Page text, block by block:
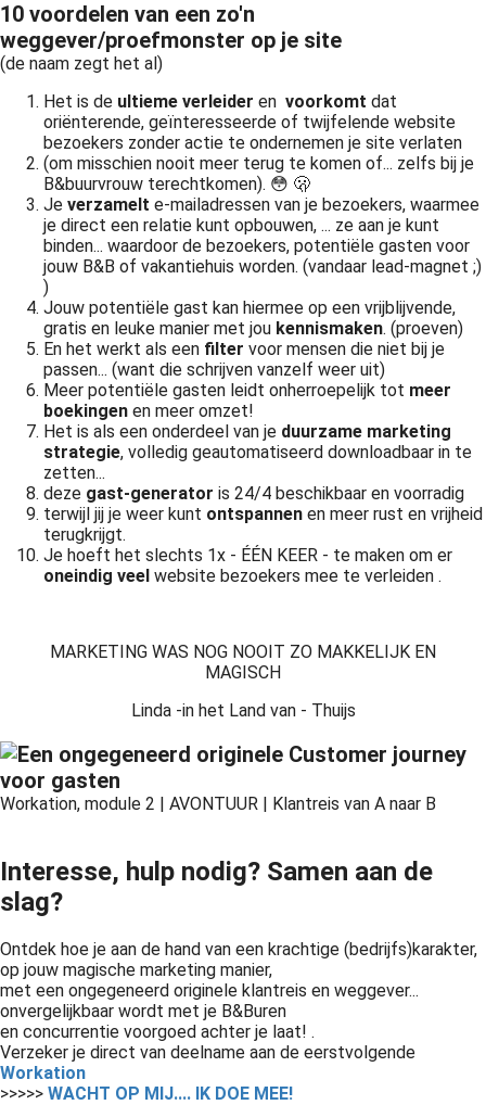
10 voordelen van een zo'n
weggever/proefmonster op je site
(de naam zegt het al)
Het is de ultieme verleider en voorkomt dat
oriënterende, geïnteresseerde of twijfelende website
bezoekers zonder actie te ondernemen je site verlaten
(om misschien nooit meer terug te komen of... zelfs bij je
B&buurvrouw terechtkomen). 😳 🫢
Je verzamelt e-mailadressen van je bezoekers, waarmee
je direct een relatie kunt opbouwen, ... ze aan je kunt
binden... waardoor de bezoekers, potentiële gasten voor
jouw B&B of vakantiehuis worden. (vandaar lead-magnet ;)
)
Jouw potentiële gast kan hiermee op een vrijblijvende,
gratis en leuke manier met jou kennismaken. (proeven)
En het werkt als een filter voor mensen die niet bij je
passen... (want die schrijven vanzelf weer uit)
Meer potentiële gasten leidt onherroepelijk tot meer
boekingen en meer omzet!
Het is als een onderdeel van je duurzame marketing
strategie, volledig geautomatiseerd downloadbaar in te
zetten...
deze gast-generator is 24/4 beschikbaar en voorradig
terwijl jij je weer kunt ontspannen en meer rust en vrijheid
terugkrijgt.
Je hoeft het slechts 1x - ÉÉN KEER - te maken om er
oneindig veel website bezoekers mee te verleiden .
MARKETING WAS NOG NOOIT ZO MAKKELIJK EN
MAGISCH
Linda -in het Land van - Thuijs
Workation, module 2 | AVONTUUR | Klantreis van A naar B
Interesse, hulp nodig? Samen aan de
slag?
Ontdek hoe je aan de hand van een krachtige (bedrijfs)karakter,
op jouw magische marketing manier,
met een ongegeneerd originele klantreis en weggever...
onvergelijkbaar wordt met je B&Buren
en concurrentie voorgoed achter je laat! .
Verzeker je direct van deelname aan de eerstvolgende
Workation
>>>>> WACHT OP MIJ.... IK DOE MEE!